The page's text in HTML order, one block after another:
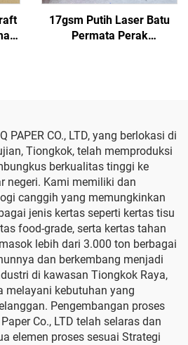
17gsm Putih Laser Batu
Permata Perak
PAPER CO., LTD, yang berlokasi di
Tiongkok, telah memproduksi
berkualitas tinggi ke
negeri. Kami memiliki dan
canggih yang memungkinkan
jenis kertas seperti kertas tisu
food-grade, serta kertas tahan
lebih dari 3.000 ton berbagai
dan berkembang menjadi
di kawasan Tiongkok Raya,
melayani kebutuhan yang
Pengembangan proses
Co., LTD telah selaras dan
elemen proses sesuai Strategi